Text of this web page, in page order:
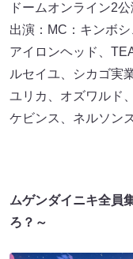
ドームオンライン2
出演：MC：キンボ
アイロンヘッド、
ルセイユ、シカゴ実
ユリカ、オズワルド
ケビンス、ネルソン
ムゲンダイニキ全員
ろ？～